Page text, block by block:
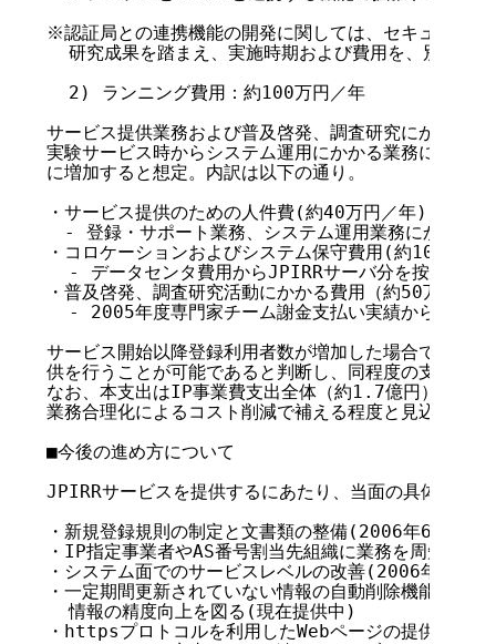
※認証局との連携機能の開発に関しては、セキュリティ
研究成果を踏まえ、実施時期および費用を、別途検
  2) ランニング費用：約100万円／年
サービス提供業務および普及啓発、調査研究にかかる
実験サービス時からシステム運用にかかる業務におい
に増加すると想定。内訳は以下の通り。
・サービス提供のための人件費(約40万円／年)
- 登録・サポート業務、システム運用業務にかかる工
・コロケーションおよびシステム保守費用(約10万円／
  - データセンタ費用からJPIRRサーバ分を按分
・普及啓発、調査研究活動にかかる費用（約50万円）
  - 2005年度専門家チーム謝金支払い実績から推定
サービス開始以降登録利用者数が増加した場合でも、
供を行うことが可能であると判断し、同程度の支出を予
なお、本支出はIP事業費支出全体（約1.7億円）の約
業務合理化によるコスト削減で補える程度と見込まれる
■今後の進め方について
JPIRRサービスを提供するにあたり、当面の具体的な
・新規登録規則の制定と文書類の整備(2006年6月)
・IP指定事業者やAS番号割当先組織に業務を周知する
・システム面でのサービスレベルの改善(2006年7月頃
・一定期間更新されていない情報の自動削除機能の提
  情報の精度向上を図る(現在提供中)
・httpsプロトコルを利用したWebページの提供